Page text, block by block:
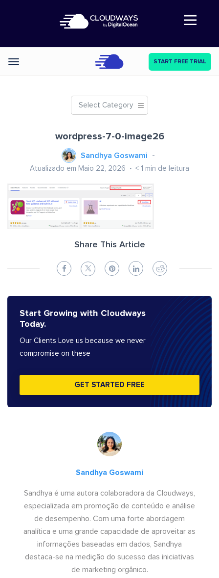
Abre a navegação
Categories START FREE TRIAL
Select Category
wordpress-7-0-image26
Sandhya Goswami
Atualizado em Maio 22, 2026 < 1 min de leitura
Share This Article
Start Growing with Cloudways
Today.
Our Clients Love us because we never
compromise on these
GET STARTED FREE
Sandhya Goswami
Sandhya é uma autora colaboradora da Cloudways,
especializada em promoção de conteúdo e análise
de desempenho. Com uma forte abordagem
analítica e uma grande capacidade de aproveitar as
informações baseadas em dados, Sandhya
destaca-se na medição do sucesso das iniciativas
de marketing orgânico.